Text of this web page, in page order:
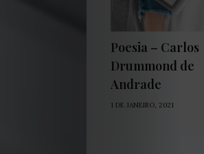
Poesia – Carlos
Drummond de
Andrade
1 DE JANEIRO, 2021